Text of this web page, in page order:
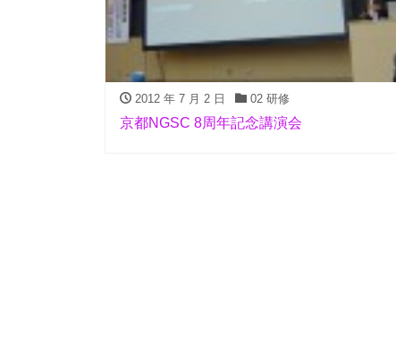
2012 年 7 月 2 日 02 研修
京都NGSC 8周年記念講演会